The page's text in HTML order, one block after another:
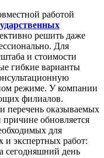
работой
решить даже
Для
и стоимости
гибкие варианты
режиме. У компании
филиалов.
перечень оказываемых
причине обновляется
для
и экспертных работ:
сегодняшний день